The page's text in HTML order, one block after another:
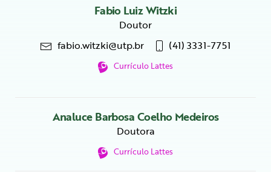
Fabio Luiz Witzki
Doutor
fabio.witzki@utp.br
(41) 3331-7751
Currículo Lattes
Analuce Barbosa Coelho Medeiros
Doutora
Currículo Lattes